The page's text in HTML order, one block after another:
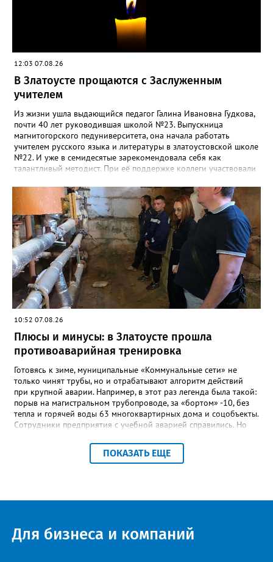
12:03 07.08.26
В Златоусте прощаются с Заслуженным
учителем
Из жизни ушла выдающийся педагог Галина Ивановна Гудкова,
почти 40 лет руководившая школой №23. Выпускница
магнитогорского педуниверситета, она начала работать
учителем русского языка и литературы в златоустовской школе
№22. И уже в семидесятые зарекомендовала себя как
талантливый методист. При её поддержке коллеги участвовали
«Благодаря её мудрому руководству в школе сформировался
сильный педагогический коллектив, объединённый общими
ценностями и любовью к своему делу. Для многих Галина
Ивановна навсегда останется не только талантливым
руководителем, но и настоящим Учителем с большой буквы», -
говорится в сообществе школы №23 во ВКонтакте. Свои
соболезнования семье Галины Ивановны выразил глава
Златоуста Олег Решетников. «Её вклад зафиксирован в
важнейших документах школы, но главное - он остался в
людях: в тех учителях, которых она поддержала, в тех
учениках, которых она вдохновила. Заслуженный учитель РФ,
«Отличник народного просвещения», обладатель медали «За
доблестный труд», Галина Ивановна оставила не только
награды и документы, но и работающий, живой механизм
школы, который продолжает жить её принципами», - говорится
в некрологе.
10:52 07.08.26
Плюсы и минусы: в Златоусте прошла
противоаварийная тренировка
Готовясь к зиме, муниципальные «Коммунальные сети» не
только чинят трубы, но и отрабатывают алгоритм действий
при крупной аварии. Например, в этот раз легенда была такой:
порыв на магистральном трубопроводе, за «бортом» -10, без
тепла и горячей воды 63 многоквартирных дома и соцобъекты.
Сотрудники предприятия с учебной аварией справились. Но
отметили и недочёты. «Например, управляющие компании
несвоевременно приняли меры для предотвращения
— сообщила начальник Главного управления ГЖИ Ирина
оперативно делиться информацией со всеми
заинтересованными – от поставщика тепла до конечных
ПОКАЗАТЬ ЕЩЕ
Для бизнеса и компаний